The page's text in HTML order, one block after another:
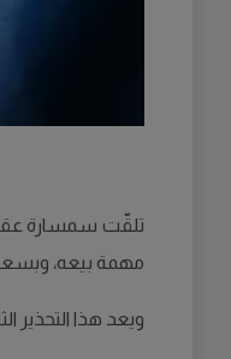
مهمة بيعه،
ويعد هذا التحذير